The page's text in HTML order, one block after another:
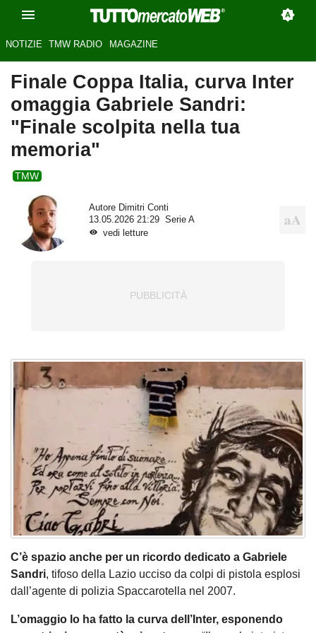
NOTIZIE TMW RADIO MAGAZINE
Finale Coppa Italia, curva Inter
omaggia Gabriele Sandri:
"Finale scolpita nella tua
memoria"
TMW
Autore Dimitri Conti
13.05.2026 21:29
Serie A
vedi letture
C’è spazio anche per un ricordo dedicato a Gabriele
Sandri, tifoso della Lazio ucciso da colpi di pistola esplosi
dall’agente di polizia Spaccarotella nel 2007.
L’omaggio lo ha fatto la curva dell’Inter, esponendo